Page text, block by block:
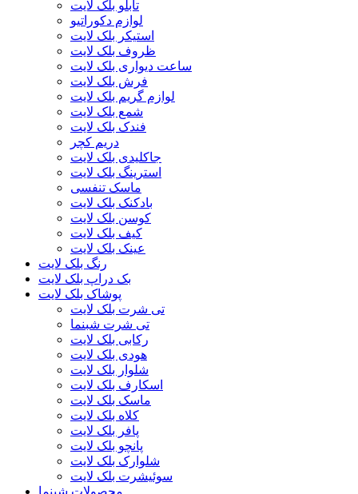
تابلو بلک لایت
لوازم دکوراتیو
استیکر بلک لایت
ظروف بلک لایت
ساعت دیواری بلک لایت
فرش بلک لایت
لوازم گریم بلک لایت
شمع بلک لایت
فندک بلک لایت
دریم کچر
جاکلیدی بلک لایت
استرینگ بلک لایت
ماسک تنفسی
بادکنک بلک لایت
کوسن بلک لایت
کیف بلک لایت
عینک بلک لایت
رنگ بلک لایت
بک دراپ بلک لایت
پوشاک بلک لایت
تی شرت بلک لایت
تی شرت شبنما
رکابی بلک لایت
هودی بلک لایت
شلوار بلک لایت
اسکارف بلک لایت
ماسک بلک لایت
کلاه بلک لایت
پافر بلک لایت
پانچو بلک لایت
شلوارک بلک لایت
سوئیشرت بلک لایت
محصولات شبنما